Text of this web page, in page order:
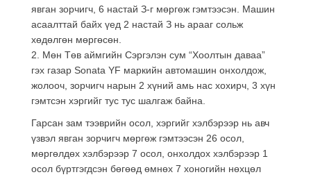
явган зорчигч, 6 настай З-г мөргөж гэмтээсэн. Машин
асаалттай байх үед 2 настай З нь арааг сольж
хөдөлгөн мөргөсөн.
2. Мөн Төв аймгийн Сэргэлэн сум “Хоолтын даваа”
гэх газар Sonata YF маркийн автомашин онхолдож,
жолооч, зорчигч нарын 2 хүний амь нас хохирч, 3 хүн
гэмтсэн хэргийг тус тус шалгаж байна.
Гарсан зам тээврийн осол, хэргийг хэлбэрээр нь авч
үзвэл явган зорчигч мөргөж гэмтээсэн 26 осол,
мөргөлдөх хэлбэрээр 7 осол, онхолдох хэлбэрээр 1
осол бүртгэгдсэн бөгөөд өмнөх 7 хоногийн нөхцөл